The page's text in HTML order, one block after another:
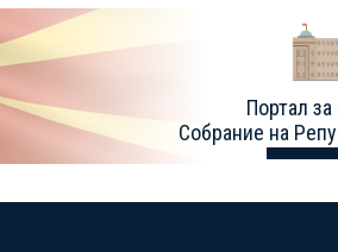
Портал
Собрание на